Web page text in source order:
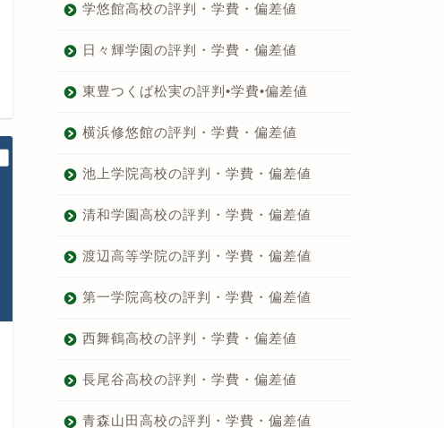
学悠館高校の評判・学費・偏差値
日々輝学園の評判・学費・偏差値
東豊つくば松実の評判•学費•偏差値
横浜修悠館の評判・学費・偏差値
池上学院高校の評判・学費・偏差値
清和学園高校の評判・学費・偏差値
渡辺高等学院の評判・学費・偏差値
第一学院高校の評判・学費・偏差値
西舞鶴高校の評判・学費・偏差値
長尾谷高校の評判・学費・偏差値
青森山田高校の評判・学費・偏差値